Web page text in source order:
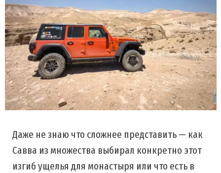
Даже не знаю что сложнее представить — как
Савва из множества выбирал конкретно этот
изгиб ущелья для монастыря или что есть в